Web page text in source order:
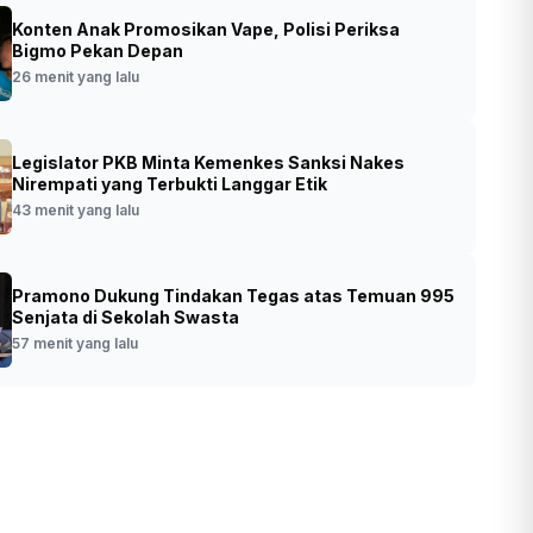
Minta Pelaku Pembuangan Sampah
ke Publik
lalu
(SinPo.id/ Dok. Pemprov DKI)
Konten Anak Promosikan Vape, Polisi Periksa
Bigmo Pekan Depan
26 menit yang lalu
Legislator PKB Minta Kemenkes Sanksi Nakes
Nirempati yang Terbukti Langgar Etik
43 menit yang lalu
Pramono Dukung Tindakan Tegas atas Temuan 995
Senjata di Sekolah Swasta
57 menit yang lalu